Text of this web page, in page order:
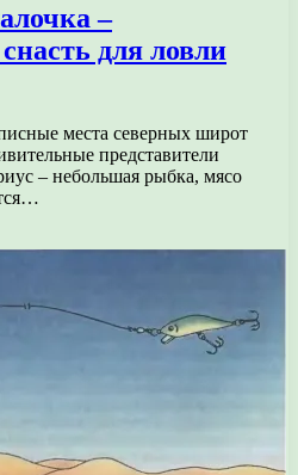
–
для ловли
места северных широт
представители
– небольшая рыбка, мясо